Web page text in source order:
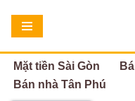
Chuyển
tới
nội
dung
Mặt tiền Sài Gòn
Bán nhà Tân Phú